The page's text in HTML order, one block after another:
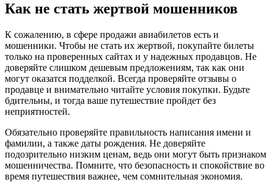
Как не стать жертвой мошенников
К сожалению, в сфере продажи авиабилетов есть и
мошенники. Чтобы не стать их жертвой, покупайте билеты
только на проверенных сайтах и у надежных продавцов. Не
доверяйте слишком дешевым предложениям, так как они
могут оказатся подделкой. Всегда проверяйте отзывы о
продавце и внимательно читайте условия покупки. Будьте
бдительны, и тогда ваше путешествие пройдет без
неприятностей.
Обязательно проверяйте правильность написания имени и
фамилии, а также даты рождения. Не доверяйте
подозрительно низким ценам, ведь они могут быть признаком
мошенничества. Помните, что безопасность и спокойствие во
время путешествия важнее, чем сомнительная экономия.